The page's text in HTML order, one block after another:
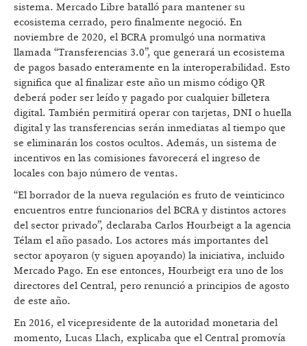
sistema. Mercado Libre batalló para mantener su
ecosistema cerrado, pero finalmente negoció. En
noviembre de 2020, el BCRA promulgó una normativa
llamada “Transferencias 3.0”, que generará un ecosistema
de pagos basado enteramente en la interoperabilidad. Esto
significa que al finalizar este año un mismo código QR
deberá poder ser leído y pagado por cualquier billetera
digital. También permitirá operar con tarjetas, DNI o huella
digital y las transferencias serán inmediatas al tiempo que
se eliminarán los costos ocultos. Además, un sistema de
incentivos en las comisiones favorecerá el ingreso de
locales con bajo número de ventas.
“El borrador de la nueva regulación es fruto de veinticinco
encuentros entre funcionarios del BCRA y distintos actores
del sector privado”, declaraba Carlos Hourbeigt a la agencia
Télam el año pasado. Los actores más importantes del
sector apoyaron (y siguen apoyando) la iniciativa, incluido
Mercado Pago. En ese entonces, Hourbeigt era uno de los
directores del Central, pero renunció a principios de agosto
de este año.
En 2016, el vicepresidente de la autoridad monetaria del
momento, Lucas Llach, explicaba que el Central promovía